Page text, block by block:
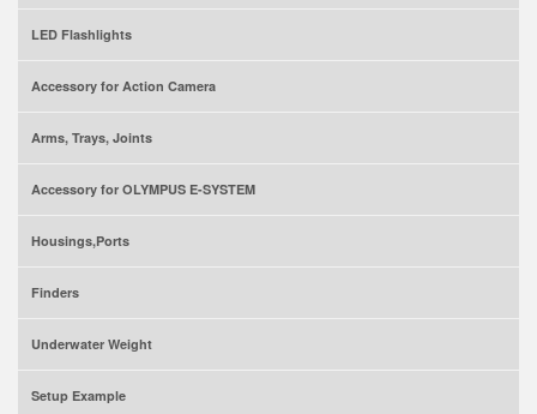
LED Flashlights
Accessory for Action Camera
Arms, Trays, Joints
Accessory for OLYMPUS E-SYSTEM
Housings,Ports
Finders
Underwater Weight
Setup Example